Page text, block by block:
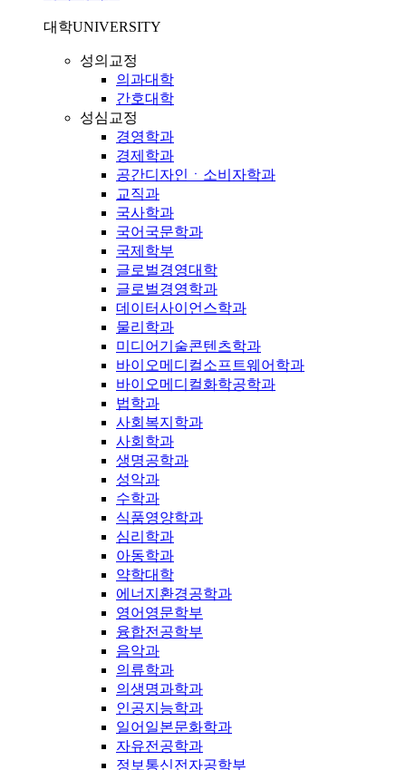
대학UNIVERSITY
성의교정
의과대학
간호대학
성심교정
경영학과
경제학과
공간디자인ㆍ소비자학과
교직과
국사학과
국어국문학과
국제학부
글로벌경영대학
글로벌경영학과
데이터사이언스학과
물리학과
미디어기술콘텐츠학과
바이오메디컬소프트웨어학과
바이오메디컬화학공학과
법학과
사회복지학과
사회학과
생명공학과
성악과
수학과
식품영양학과
심리학과
아동학과
약학대학
에너지환경공학과
영어영문학부
융합전공학부
음악과
의류학과
의생명과학과
인공지능학과
일어일본문화학과
자유전공학과
정보통신전자공학부